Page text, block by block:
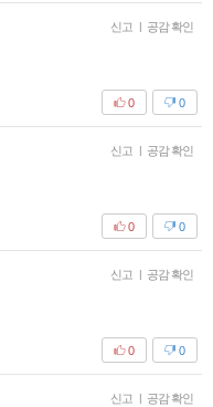
신고 | 공감 확인
0
0
신고 | 공감 확인
0
0
신고 | 공감 확인
0
0
신고 | 공감 확인